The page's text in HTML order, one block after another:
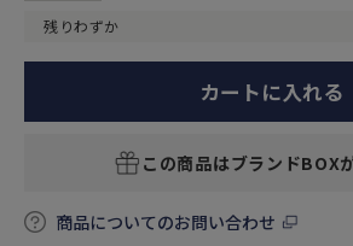
残りわずか
カートに入れる
この商品はブランドBOX
商品についてのお問い合わせ